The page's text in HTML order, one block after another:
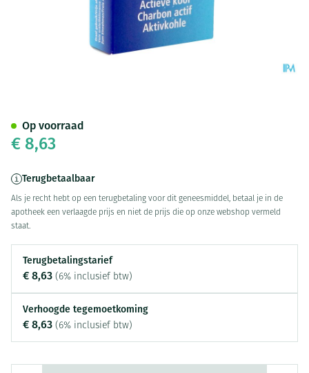
€ 8,63
Terugbetaalbaar
Als je recht hebt op een terugbetaling voor dit geneesmiddel, betaal je in de
apotheek een verlaagde prijs en niet de prijs die op onze webshop vermeld
staat.
Terugbetalingstarief
€ 8,63 (6% inclusief btw)
Verhoogde tegemoetkoming
€ 8,63 (6% inclusief btw)
Op voorraad